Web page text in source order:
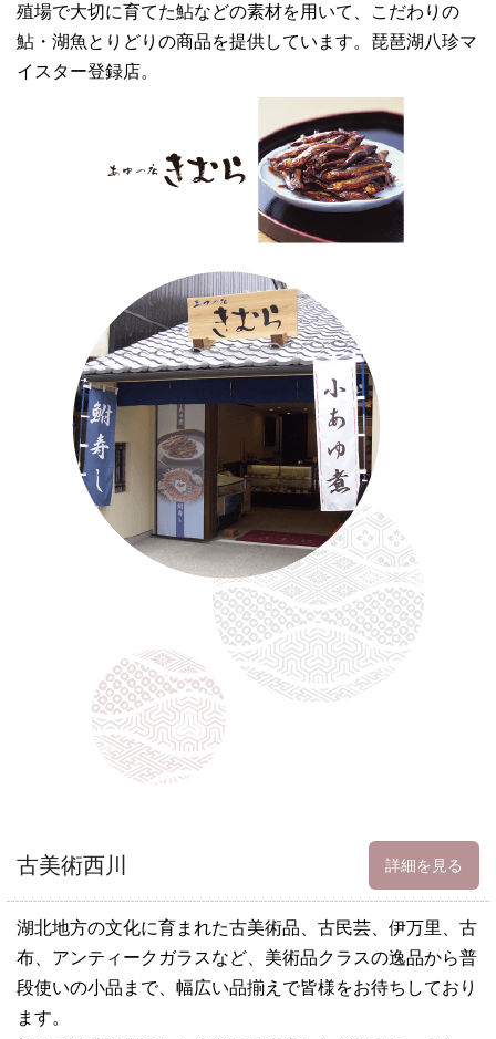
殖場で大切に育てた鮎などの素材を用いて、こだわりの
鮎・湖魚とりどりの商品を提供しています。琵琶湖八珍マ
イスター登録店。
古美術西川 詳細を見る
湖北地方の文化に育まれた古美術品、古民芸、伊万里、古
布、アンティークガラスなど、美術品クラスの逸品から普
段使いの小品まで、幅広い品揃えで皆様をお待ちしており
ます。